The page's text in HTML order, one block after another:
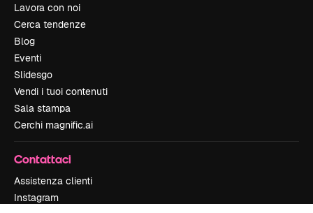
Lavora con noi
Cerca tendenze
Blog
Eventi
Slidesgo
Vendi i tuoi contenuti
Sala stampa
Cerchi magnific.ai
Contattaci
Assistenza clienti
Instagram